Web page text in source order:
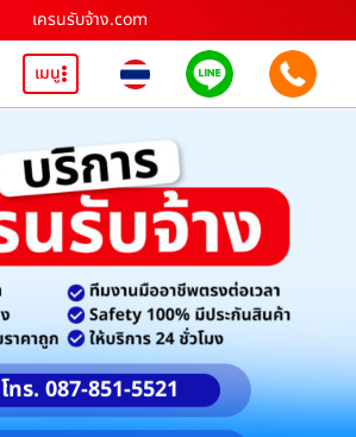
เครนรับจ้าง.com
เมนู
โทร. 087-851-5521